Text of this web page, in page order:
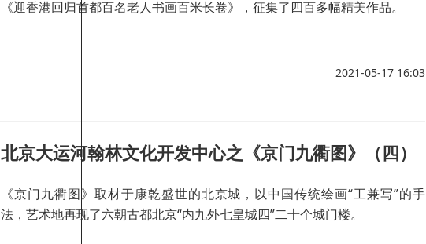
《迎香港回归首都百名老人书画百米长卷》，征集了四百多幅精美作品。
2021-05-17 16:03
北京大运河翰林文化开发中心之《京门九衢图》（四）
《京门九衢图》取材于康乾盛世的北京城，以中国传统绘画“工兼写”的手
法，艺术地再现了六朝古都北京“内九外七皇城四”二十个城门楼。